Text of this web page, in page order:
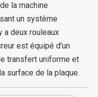
la machine
un système
a deux rouleaux
est équipé d'un
transfert uniforme et
surface de la plaque.